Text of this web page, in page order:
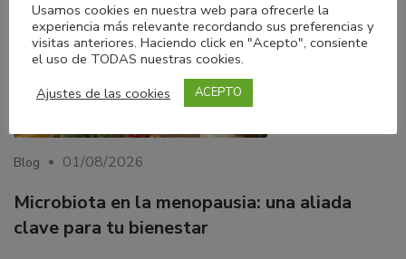
Blog 01/08/2026
Microbiota en la menopausia: una aliada
clave para tu bienestar
Usamos cookies en nuestra web para ofrecerle la
experiencia más relevante recordando sus preferencias y
visitas anteriores. Haciendo click en "Acepto", consiente
el uso de TODAS nuestras cookies.
Ajustes de las cookies
ACEPTO